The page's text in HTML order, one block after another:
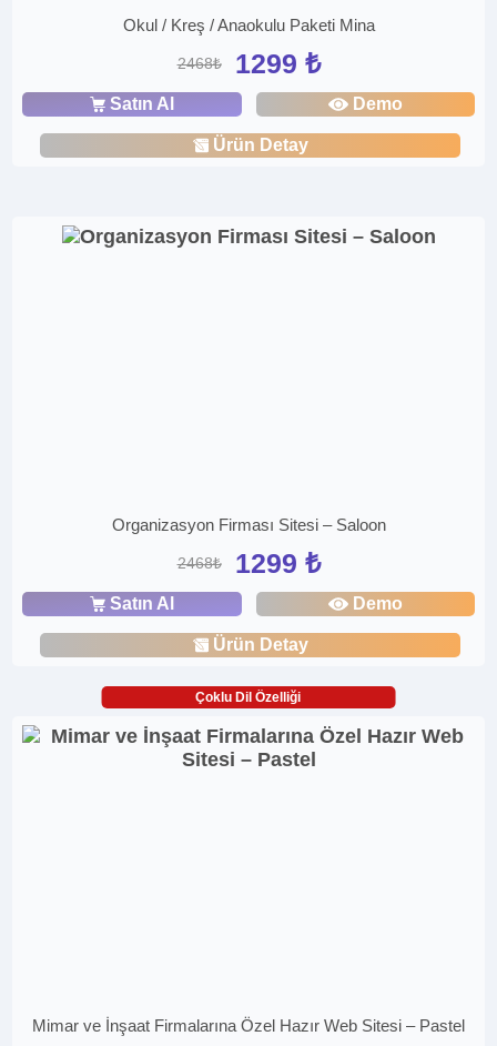
Okul / Kreş / Anaokulu Paketi Mina
2468₺ 1299 ₺
Satın Al Demo
Ürün Detay
Organizasyon Firması Sitesi – Saloon
2468₺ 1299 ₺
Satın Al Demo
Ürün Detay
Çoklu Dil Özelliği
Mimar ve İnşaat Firmalarına Özel Hazır Web Sitesi – Pastel